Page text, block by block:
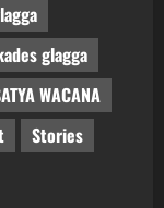
glagga
WACANA
Stories